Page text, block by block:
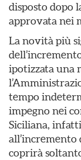
disposto dopo
approvata nei
La novità più
ipotizzata una
tempo
impegno nei
Siciliana,
coprirà